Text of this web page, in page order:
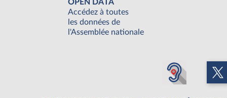
OPEN DATA
Accédez à toutes
les données de
l'Assemblée nationale